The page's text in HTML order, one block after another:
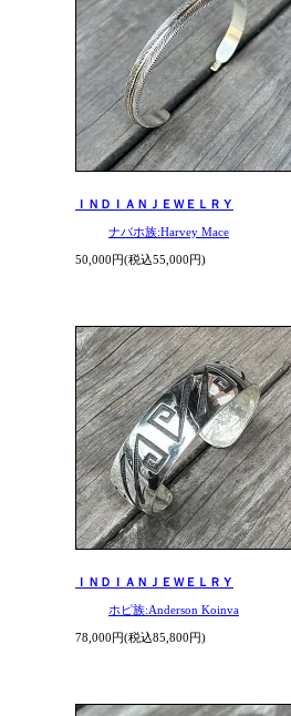
ＩＮＤＩＡＮＪＥＷＥＬＲＹ
ナバホ族:Harvey Mace
50,000円(税込55,000円)
ＩＮＤＩＡＮＪＥＷＥＬＲＹ
ホピ族:Anderson Koinva
78,000円(税込85,800円)